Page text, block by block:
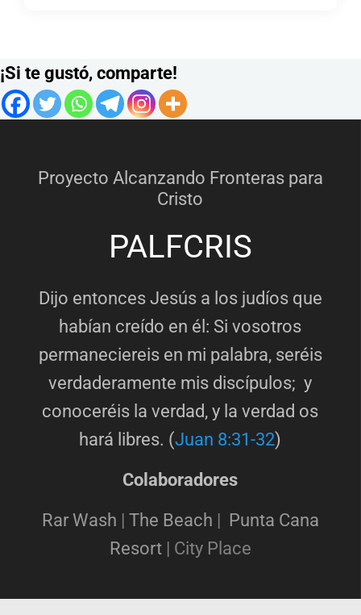
¡Si te gustó, comparte!
Proyecto Alcanzando Fronteras para
Cristo
PALFCRIS
Dijo entonces Jesús a los judíos que
habían creído en él: Si vosotros
permaneciereis en mi palabra, seréis
verdaderamente mis discípulos; y
conoceréis la verdad, y la verdad os
hará libres. (Juan 8:31-32)
Colaboradores
Rar Wash | The Beach | Punta Cana
Resort| City Place